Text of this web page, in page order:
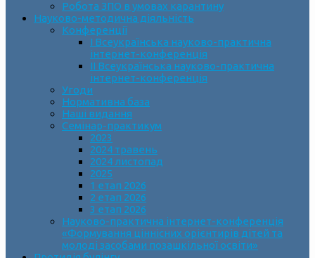
Робота ЗПО в умовах карантину
Науково-методична діяльність
Конференції
І Всеукраїнська науково-практична
інтернет-конференція
ІІ Всеукраїнська науково-практична
інтернет-конференція
Угоди
Нормативна база
Наші видання
Семінар-практикум
2023
2024 травень
2024 листопад
2025
1 етап 2026
2 етап 2026
3 етап 2026
Науково-практична інтернет-конференція
«Формування ціннісних орієнтирів дітей та
молоді засобами позашкільної освіти»